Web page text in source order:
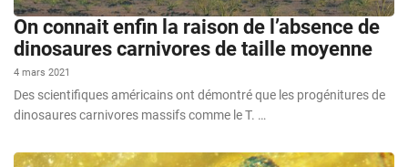
On connait enfin la raison de l’absence de
dinosaures carnivores de taille moyenne
4 mars 2021
Des scientifiques américains ont démontré que les progénitures de
dinosaures carnivores massifs comme le T. …